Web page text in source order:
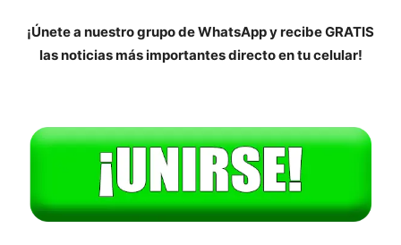
¡Únete a nuestro grupo de WhatsApp y recibe GRATIS
las noticias más importantes directo en tu celular!